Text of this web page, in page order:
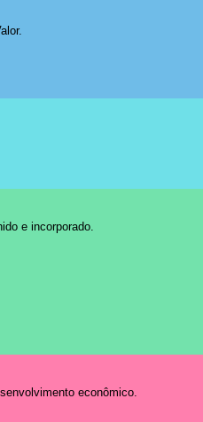
e incorporado.
econômico.